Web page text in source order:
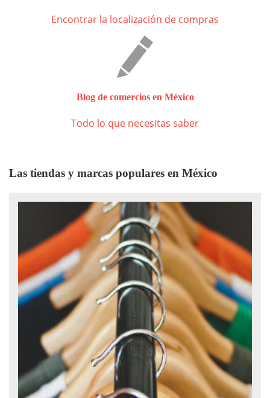
Encontrar la localización de compras
Blog de comercios en México
Todo lo que necesitas saber
Las tiendas y marcas populares en México